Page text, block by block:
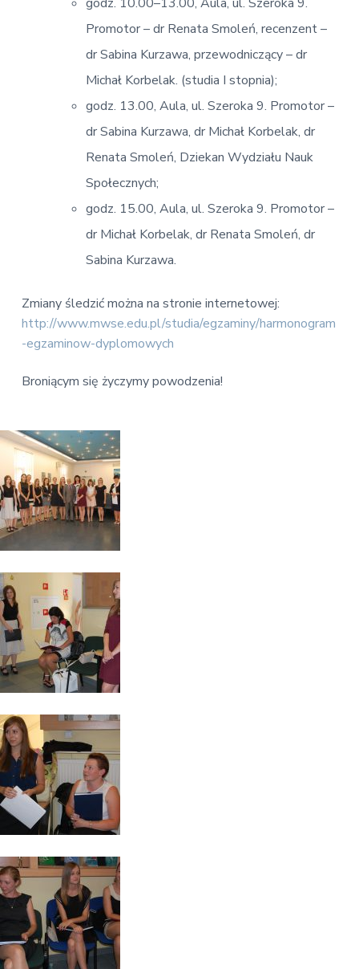
godz. 10.00–13.00, Aula, ul. Szeroka 9.
Promotor – dr Renata Smoleń, recenzent –
dr Sabina Kurzawa, przewodniczący – dr
Michał Korbelak. (studia I stopnia);
godz. 13.00, Aula, ul. Szeroka 9. Promotor –
dr Sabina Kurzawa, dr Michał Korbelak, dr
Renata Smoleń, Dziekan Wydziału Nauk
Społecznych;
godz. 15.00, Aula, ul. Szeroka 9. Promotor –
dr Michał Korbelak, dr Renata Smoleń, dr
Sabina Kurzawa.
Zmiany śledzić można na stronie internetowej:
http://www.mwse.edu.pl/studia/egzaminy/harmonogram
-egzaminow-dyplomowych
Broniącym się życzymy powodzenia!